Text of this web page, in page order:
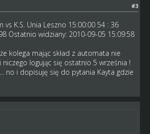
#3
vs K.S. Unia Leszno 15:00:00 54 : 36
Ostatnio widziany: 2010-09-05 15:09:58
kolega mając skład z automata nie
logując się ostatnio 5 września !
no i dopisuję się do pytania Kayta gdzie